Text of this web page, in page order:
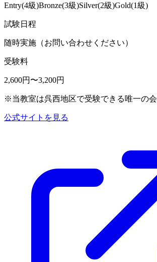
Entry(4級)Bronze(3級)Silver(2級)Gold(1級)
試験日程
随時実施（お問い合わせください）
受験料
2,600円〜3,200円
※当教室は呉西地区で受験できる唯一の
公式サイトを見る